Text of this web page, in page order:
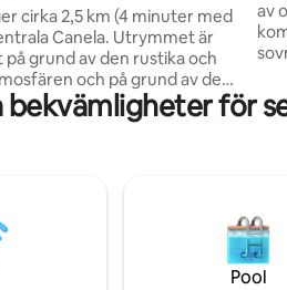
cirka 2,5 km (4 minuter med
Canela. Utrymmet är
grund av den rustika och
och på grund av det
som har en frodig natur
dalen. Det är perfekt för
badrum. Vi tillhandahåller inte
eller golvspisen eller
av
(5
bekvämligheter för
Pool